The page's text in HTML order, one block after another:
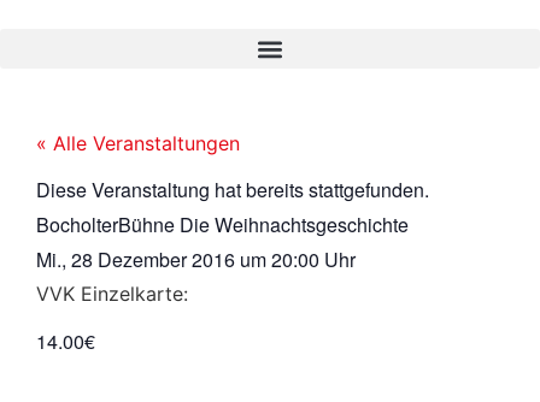
« Alle Veranstaltungen
Diese Veranstaltung hat bereits stattgefunden.
BocholterBühne Die Weihnachtsgeschichte
Mi., 28 Dezember 2016 um20:00 Uhr
VVK Einzelkarte:
14.00€